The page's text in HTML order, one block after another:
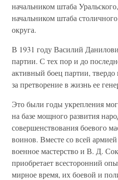
начальником штаба
начальником штаба
округа.
В 1931 году Василий
партии. С тех пор и до
активный боец партии,
за претворение в жизнь ее
Это были годы укрепления
на базе мощного развития
совершенствования боевого
воинов. Вместе со всей
военное мастерство и В. Д.
приобретает всесторонний
мирное время, их боевой и